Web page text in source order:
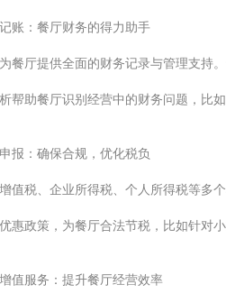
账：餐厅财务的得力助手
餐厅提供全面的财务记录与管理支持
帮助餐厅识别经营中的财务问题，比
报：确保合规，优化税负
值税、企业所得税、个人所得税等多
惠政策，为餐厅合法节税，比如针对
值服务：提升餐厅经营效率